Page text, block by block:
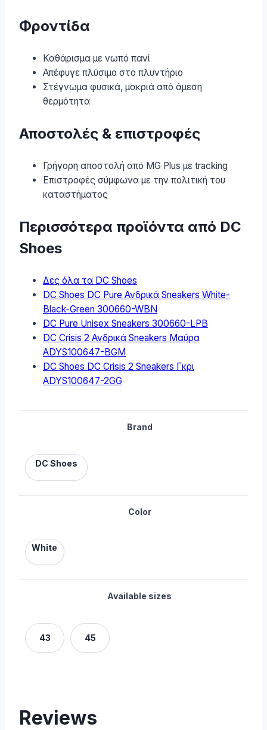
Φροντίδα
Καθάρισμα με νωπό πανί
Απέφυγε πλύσιμο στο πλυντήριο
Στέγνωμα φυσικά, μακριά από άμεση
θερμότητα
Αποστολές & επιστροφές
Γρήγορη αποστολή από MG Plus με tracking
Επιστροφές σύμφωνα με την πολιτική του
καταστήματος
Περισσότερα προϊόντα από DC
Shoes
Δες όλα τα DC Shoes
DC Shoes DC Pure Ανδρικά Sneakers White-
Black-Green 300660-WBN
DC Pure Unisex Sneakers 300660-LPB
DC Crisis 2 Ανδρικά Sneakers Μαύρα
ADYS100647-BGM
DC Shoes DC Crisis 2 Sneakers Γκρι
ADYS100647-2GG
Brand
DC Shoes
Color
White
Available sizes
43 45
Reviews